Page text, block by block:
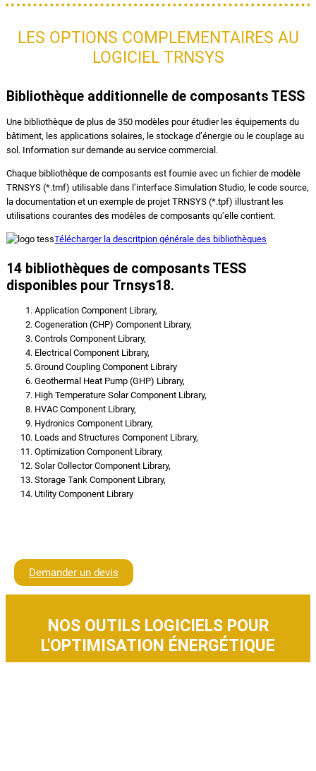
LES OPTIONS COMPLEMENTAIRES AU
LOGICIEL TRNSYS
Bibliothèque additionnelle de composants TESS
Une bibliothèque de plus de 350 modèles pour étudier les équipements du
bâtiment, les applications solaires, le stockage d’énergie ou le couplage au
sol. Information sur demande au service commercial.
Chaque bibliothèque de composants est fournie avec un fichier de modèle
TRNSYS (*.tmf) utilisable dans l’interface Simulation Studio, le code source,
la documentation et un exemple de projet TRNSYS (*.tpf) illustrant les
utilisations courantes des modèles de composants qu’elle contient.
Télécharger la descritpion générale des bibliothèques
14 bibliothèques de composants TESS
disponibles pour Trnsys18.
Application Component Library,
Cogeneration (CHP) Component Library,
Controls Component Library,
Electrical Component Library,
Ground Coupling Component Library
Geothermal Heat Pump (GHP) Library,
High Temperature Solar Component Library,
HVAC Component Library,
Hydronics Component Library,
Loads and Structures Component Library,
Optimization Component Library,
Solar Collector Component Library,
Storage Tank Component Library,
Utility Component Library
Demander un devis
NOS OUTILS LOGICIELS POUR
L'OPTIMISATION ÉNERGÉTIQUE